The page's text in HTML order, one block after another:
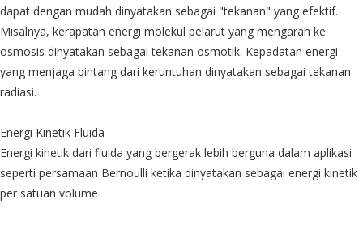
dapat dengan mudah dinyatakan sebagai "tekanan" yang efektif.
Misalnya, kerapatan energi molekul pelarut yang mengarah ke
osmosis dinyatakan sebagai tekanan osmotik. Kepadatan energi
yang menjaga bintang dari keruntuhan dinyatakan sebagai tekanan
radiasi.
Energi Kinetik Fluida
Energi kinetik dari fluida yang bergerak lebih berguna dalam aplikasi
seperti persamaan Bernoulli ketika dinyatakan sebagai energi kinetik
per satuan volume